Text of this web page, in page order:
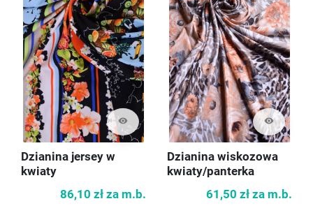
visibility
Dzianina jersey w
kwiaty
86,10 zł za m.b.
visibility
Dzianina wiskozowa
kwiaty/panterka
61,50 zł za m.b.